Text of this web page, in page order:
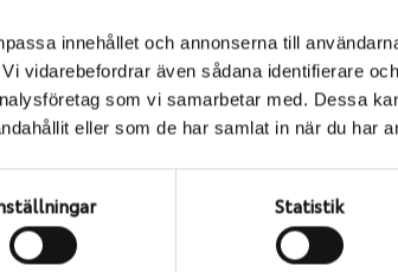
innehållet och annonserna till
vidarebefordrar även sådana identifierare
som vi samarbetar med. Dessa
eller som de har samlat in när du har
Statistik
de direkt till någon av våra
eller service. När vi byter